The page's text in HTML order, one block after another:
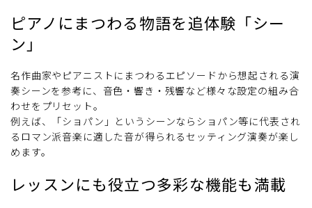
ピアノにまつわる物語を追体験「シー
ン」
名作曲家やピアニストにまつわるエピソードから想起される演
奏シーンを参考に、音色・響き・残響など様々な設定の組み合
わせをプリセット。
例えば、「ショパン」というシーンならショパン等に代表され
るロマン派音楽に適した音が得られるセッティング演奏が楽し
めます。
レッスンにも役立つ多彩な機能も満載